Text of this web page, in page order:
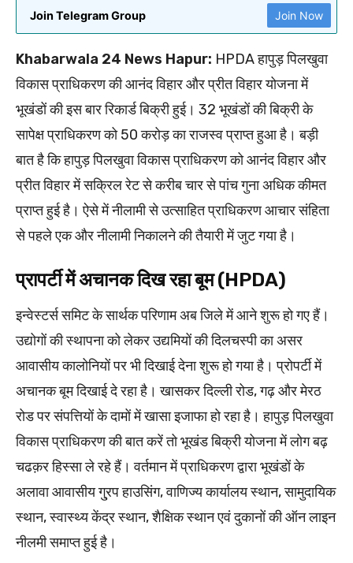
Join Telegram Group Join Now
Khabarwala 24 News Hapur: HPDA हापुड़ पिलखुवा
विकास प्राधिकरण की आनंद विहार और प्रीत विहार योजना में
भूखंडों की इस बार रिकार्ड बिक्री हुई। 32 भूखंडों की बिक्री के
सापेक्ष प्राधिकरण को 50 करोड़ का राजस्व प्राप्त हुआ है। बड़ी
बात है कि हापुड़ पिलखुवा विकास प्राधिकरण को आनंद विहार और
प्रीत विहार में सक्रिल रेट से करीब चार से पांच गुना अधिक कीमत
प्राप्त हुई है। ऐसे में नीलामी से उत्साहित प्राधिकरण आचार संहिता
से पहले एक और नीलामी निकालने की तैयारी में जुट गया है।
प्रापर्टी में अचानक दिख रहा बूम (HPDA)
इन्वेस्टर्स समिट के सार्थक परिणाम अब जिले में आने शुरू हो गए हैं।
उद्योगों की स्थापना को लेकर उद्यमियों की दिलचस्पी का असर
आवासीय कालोनियों पर भी दिखाई देना शुरू हो गया है। प्रोपर्टी में
अचानक बूम दिखाई दे रहा है। खासकर दिल्ली रोड, गढ़ और मेरठ
रोड पर संपत्तियों के दामों में खासा इजाफा हो रहा है। हापुड़ पिलखुवा
विकास प्राधिकरण की बात करें तो भूखंड बिक्री योजना में लोग बढ़
चढक़र हिस्सा ले रहे हैं। वर्तमान में प्राधिकरण द्वारा भूखंडों के
अलावा आवासीय गु्रप हाउसिंग, वाणिज्य कार्यालय स्थान, सामुदायिक
स्थान, स्वास्थ्य केंद्र स्थान, शैक्षिक स्थान एवं दुकानों की ऑन लाइन
नीलमी समाप्त हुई है।